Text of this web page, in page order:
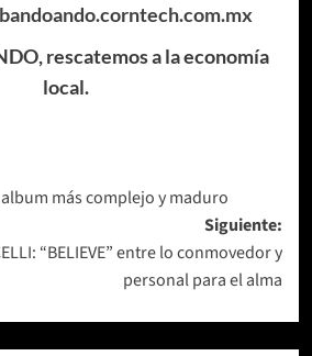
rescatemos a la economía
local.
album más complejo y maduro
Siguiente:
“BELIEVE” entre lo conmovedor y
personal para el alma